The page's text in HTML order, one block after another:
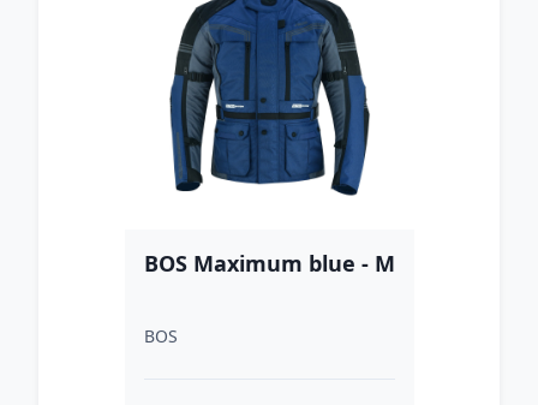
BOS Maximum blue - M
BOS